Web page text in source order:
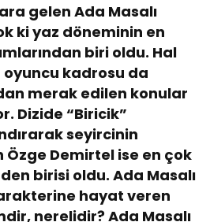
gelen Ada Masalı
ki yaz döneminin en
biri oldu. Hal
kadrosu da
merak edilen konular
Dizide “Biricik”
seyircinin
Demirtel ise en çok
birisi oldu. Ada Masalı
hayat veren
nerelidir? Ada Masalı